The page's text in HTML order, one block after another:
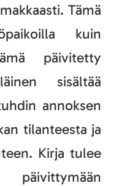
Tämä
kuin
päivitetty
sisältää
annoksen
tilanteesta ja
Kirja tulee